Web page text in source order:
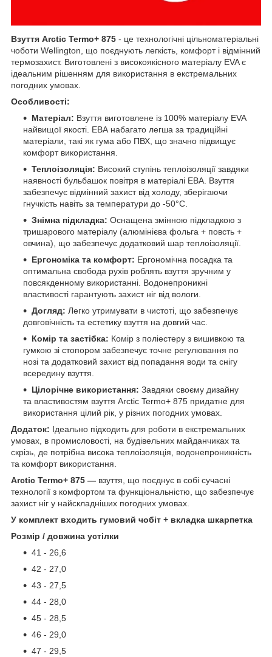
Взуття Arctic Termo+ 875 - це технологічні цільноматеріальні
чоботи Wellington, що поєднують легкість, комфорт і відмінний
термозахист. Виготовлені з високоякісного матеріалу EVA є
ідеальним рішенням для використання в екстремальних
погодних умовах.
Особливості:
Матеріал: Взуття виготовлене із 100% матеріалу EVA
найвищої якості. ЕВА набагато легша за традиційні
матеріали, такі як гума або ПВХ, що значно підвищує
комфорт використання.
Теплоізоляція: Високий ступінь теплоізоляції завдяки
наявності бульбашок повітря в матеріалі ЕВА. Взуття
забезпечує відмінний захист від холоду, зберігаючи
гнучкість навіть за температури до -50°C.
Знімна підкладка: Оснащена змінною підкладкою з
тришарового матеріалу (алюмінієва фольга + повсть +
овчина), що забезпечує додатковий шар теплоізоляції.
Ергономіка та комфорт: Ергономічна посадка та
оптимальна свобода рухів роблять взуття зручним у
повсякденному використанні. Водонепроникні
властивості гарантують захист ніг від вологи.
Догляд: Легко утримувати в чистоті, що забезпечує
довговічність та естетику взуття на довгий час.
Комір та застібка: Комір з поліестеру з вишивкою та
гумкою зі стопором забезпечує точне регулювання по
нозі та додатковий захист від попадання води та снігу
всередину взуття.
Цілорічне використання: Завдяки своєму дизайну
та властивостям взуття Arctic Termo+ 875 придатне для
використання цілий рік, у різних погодних умовах.
Додаток: Ідеально підходить для роботи в екстремальних
умовах, в промисловості, на будівельних майданчиках та
скрізь, де потрібна висока теплоізоляція, водонепроникність
та комфорт використання.
Arctic Termo+ 875 — взуття, що поєднує в собі сучасні
технології з комфортом та функціональністю, що забезпечує
захист ніг у найскладніших погодних умовах.
У комплект входить гумовий чобіт + вкладка шкарпетка
Розмір / довжина устілки
41 - 26,6
42 - 27,0
43 - 27,5
44 - 28,0
45 - 28,5
46 - 29,0
47 - 29,5